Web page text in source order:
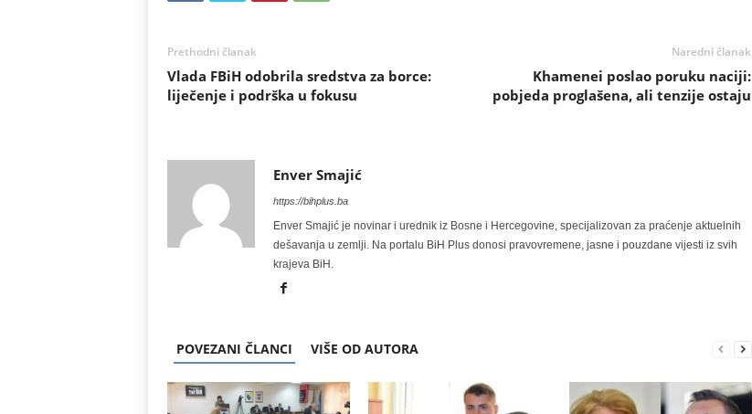
Prethodni članak
Vlada FBiH odobrila sredstva za borce:
liječenje i podrška u fokusu
Naredni članak
Khamenei poslao poruku naciji:
pobjeda proglašena, ali tenzije ostaju
Enver Smajić
https://bihplus.ba
Enver Smajić je novinar i urednik iz Bosne i Hercegovine, specijalizovan za praćenje aktuelnih
dešavanja u zemlji. Na portalu BiH Plus donosi pravovremene, jasne i pouzdane vijesti iz svih
krajeva BiH.
POVEZANI ČLANCI VIŠE OD AUTORA